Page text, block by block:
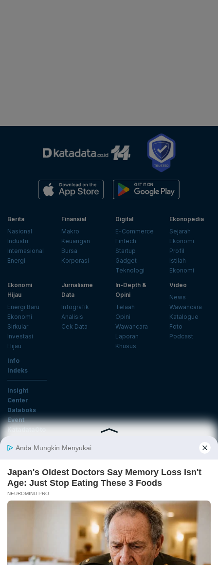
Berita
Nasional
Industri
Internasional
Energi
Finansial
Makro
Keuangan
Bursa
Korporasi
Digital
E-Commerce
Fintech
Startup
Gadget
Teknologi
Ekonopedia
Sejarah
Ekonomi
Profil
Istilah
Ekonomi
Ekonomi
Hijau
Energi Baru
Ekonomi
Sirkular
Investasi
Hijau
Jurnalisme
Data
Infografik
Analisis
Cek Data
In-Depth &
Opini
Telaah
Opini
Wawancara
Laporan
Khusus
Video
News
Wawancara
Katalogue
Foto
Podcast
Info
Indeks
Insight
Center
Databoks
Event
KatadataOto
Email
Daftar
Advertising Karier
Pedoman Media Siber
Kebijakan Privasi
Disclaimer
Hubungi Kami
©2026 Katadata. Hak cipta dilindungi Undang-undang.